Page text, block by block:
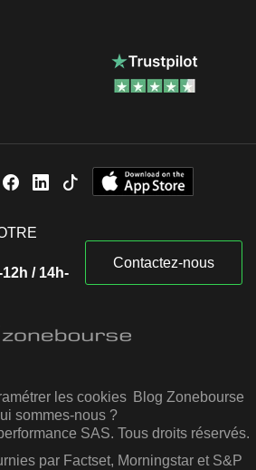
/ 14h-
Contactez-nous
les cookies Blog Zonebourse
sommes-nous ?
SAS. Tous droits réservés.
par Factset, Morningstar et S&P